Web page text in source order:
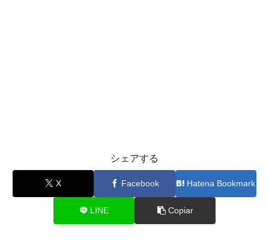
シェアする
X Facebook Hatena Bookmark
LINE Copiar